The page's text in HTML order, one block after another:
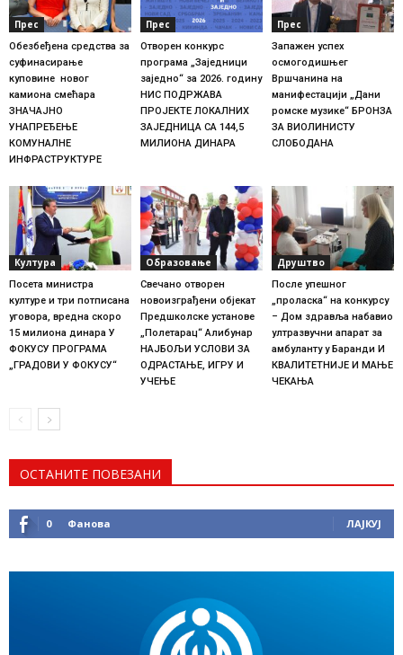
Прес
Обезбеђена средства за
суфинасирање
куповине новог
камиона смећара
ЗНАЧАЈНО
УНАПРЕЂЕЊЕ
КОМУНАЛНЕ
ИНФРАСТРУКТУРЕ
Прес
Отворен конкурс
програма „Заједници
заједно“ за 2026. годину
НИС ПОДРЖАВА
ПРОЈЕКТЕ ЛОКАЛНИХ
ЗАЈЕДНИЦА СА 144,5
МИЛИОНА ДИНАРА
Прес
Запажен успех
осмогодишњег
Вршчанина на
манифестацији „Дани
ромске музике“ БРОНЗА
ЗА ВИОЛИНИСТУ
СЛОБОДАНА
Култура
Посета министра
културе и три потписана
уговора, вредна скоро
15 милиона динара У
ФОКУСУ ПРОГРАМА
„ГРАДОВИ У ФОКУСУ“
Образовање
Свечано отворен
новоизграђени објекат
Предшколске установе
„Полетарац“ Алибунар
НАЈБОЉИ УСЛОВИ ЗА
ОДРАСТАЊЕ, ИГРУ И
УЧЕЊЕ
Друштво
После упешног
„проласка“ на конкурсу
– Дом здравља набавио
ултразвучни апарат за
амбуланту у Баранди И
КВАЛИТЕТНИЈЕ И МАЊЕ
ЧЕКАЊА
ОСТАНИТЕ ПОВЕЗАНИ
0 Фанова ЛАЈКУЈ